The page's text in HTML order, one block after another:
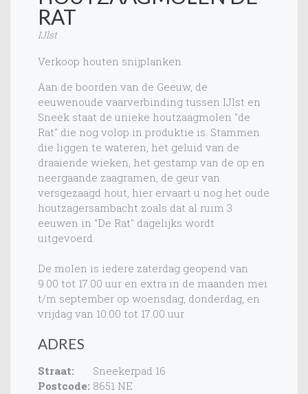
RAT
IJlst
Verkoop houten snijplanken.
Aan de boorden van de Geeuw, de
eeuwenoude vaarverbinding tussen IJlst en
Sneek staat de unieke houtzaagmolen "de
Rat" die nog volop in produktie is. Stammen
die liggen te wateren, het geluid van de
draaiende wieken, het gestamp van de op en
neergaande zaagramen, de geur van
versgezaagd hout, hier ervaart u nog het oude
houtzagersambacht zoals dat al ruim 3
eeuwen in "De Rat" dagelijks wordt
uitgevoerd.
De molen is iedere zaterdag geopend van
9.00 tot 17.00 uur en extra in de maanden mei
t/m september op woensdag, donderdag, en
vrijdag van 10.00 tot 17.00 uur
ADRES
Straat:
Sneekerpad 16
Postcode: 8651 NE